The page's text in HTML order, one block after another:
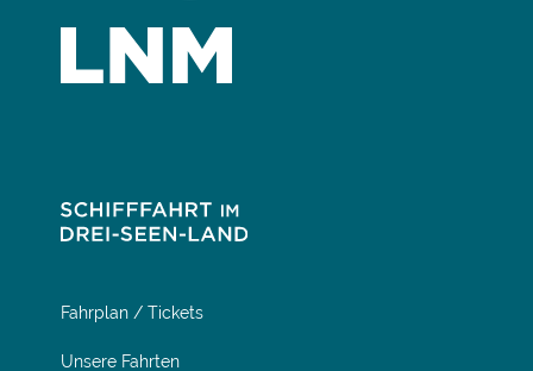
Fahrplan / Tickets
Unsere Fahrten